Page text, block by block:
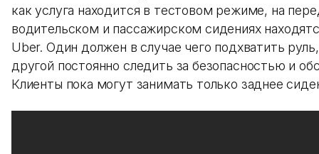
как услуга находится в тестовом режиме, на
водительском и пассажирском сидениях
Uber. Один должен в случае чего подхватить
другой постоянно следить за безопасностью и
Клиенты пока могут занимать только заднее